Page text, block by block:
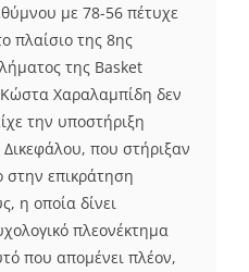
με 78-56 πέτυχε
πλαίσιο της 8ης
της Basket
Χαραλαμπίδη δεν
την υποστήριξη
που στήριξαν
στην επικράτηση
η οποία δίνει
πλεονέκτημα
που απομένει πλέον,